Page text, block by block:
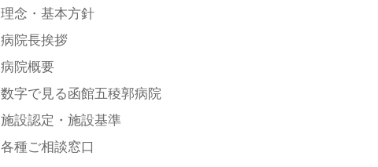
理念・基本方針
病院長挨拶
病院概要
数字で見る函館五稜郭病院
施設認定・施設基準
各種ご相談窓口